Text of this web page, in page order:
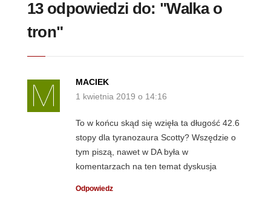
13 odpowiedzi do: "Walka o
tron"
MACIEK
1 kwietnia 2019 o 14:16
To w końcu skąd się wzięła ta długość 42.6
stopy dla tyranozaura Scotty? Wszędzie o
tym piszą, nawet w DA była w
komentarzach na ten temat dyskusja
Odpowiedz